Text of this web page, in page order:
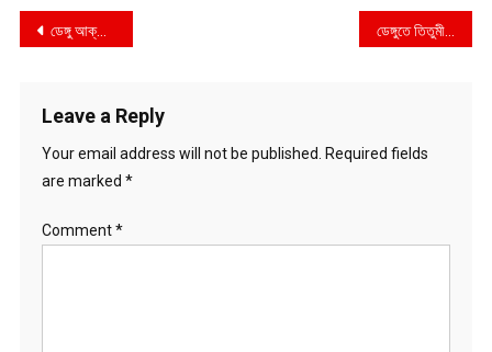
Post
ডেঙ্গু আক্রান্তের সংখ্যা ৩০ হাজার ছাড়িয়েছে
Leave a Reply
Your email address will not be published.
Required fields
are marked *
Comment*